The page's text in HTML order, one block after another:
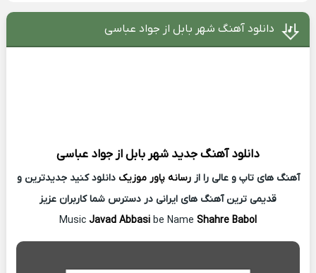
دانلود آهنگ شهر بابل از جواد عباسی
دانلود آهنگ جدید شهر بابل ازجواد عباسی
آهنگ های تاپ و عالی را ازرسانه پاور موزیک دانلود کنید جدیدترین و
قدیمی ترین آهنگ های ایرانی در دسترس شما کاربران عزیز
Music Javad Abbasi be Name Shahre Babol